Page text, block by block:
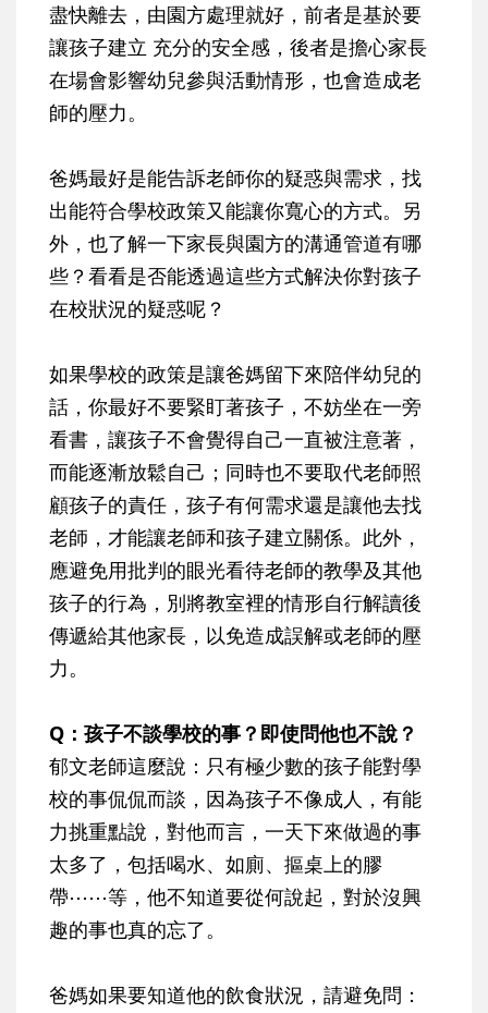
盡快離去，由園方處理就好，前者是基於要
讓孩子建立 充分的安全感，後者是擔心家長
在場會影響幼兒參與活動情形，也會造成老
師的壓力。
爸媽最好是能告訴老師你的疑惑與需求，找
出能符合學校政策又能讓你寬心的方式。另
外，也了解一下家長與園方的溝通管道有哪
些？看看是否能透過這些方式解決你對孩子
在校狀況的疑惑呢？
如果學校的政策是讓爸媽留下來陪伴幼兒的
話，你最好不要緊盯著孩子，不妨坐在一旁
看書，讓孩子不會覺得自己一直被注意著，
而能逐漸放鬆自己；同時也不要取代老師照
顧孩子的責任，孩子有何需求還是讓他去找
老師，才能讓老師和孩子建立關係。此外，
應避免用批判的眼光看待老師的教學及其他
孩子的行為，別將教室裡的情形自行解讀後
傳遞給其他家長，以免造成誤解或老師的壓
力。
Q：孩子不談學校的事？即使問他也不說？
郁文老師這麼說：只有極少數的孩子能對學
校的事侃侃而談，因為孩子不像成人，有能
力挑重點說，對他而言，一天下來做過的事
太多了，包括喝水、如廁、摳桌上的膠
帶⋯⋯等，他不知道要從何說起，對於沒興
趣的事也真的忘了。
爸媽如果要知道他的飲食狀況，請避免問：